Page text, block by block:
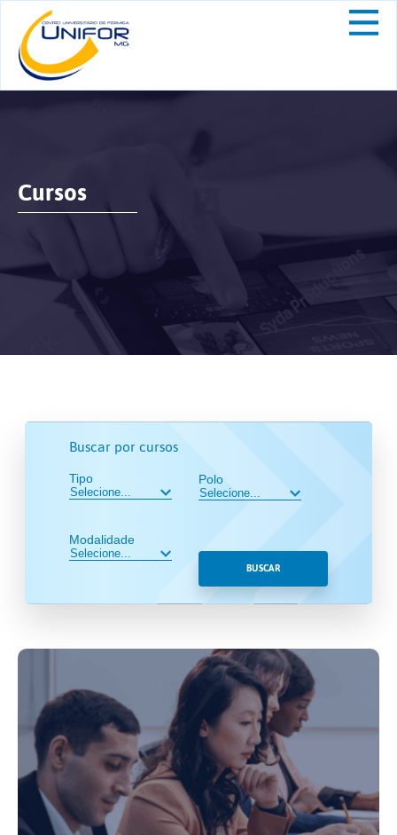
Cursos
Buscar por cursos
Tipo
Modalidade
Polo
BUSCAR